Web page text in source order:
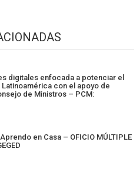
digitales enfocada a potenciar el
con el apoyo de
de Ministros – PCM:
en Casa – OFICIO MÚLTIPLE